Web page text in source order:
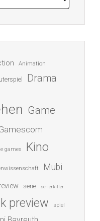
Animation
Drama
Game
games Kino
Mubi
serie serienkiller
preview spiel